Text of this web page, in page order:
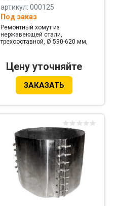
артикул: 000125
Под заказ
Ремонтный хомут из
нержавеющей стали,
трехсоставной, Ø 590-620 мм,
Цену уточняйте
ЗАКАЗАТЬ